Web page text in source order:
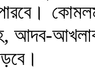
আদব-